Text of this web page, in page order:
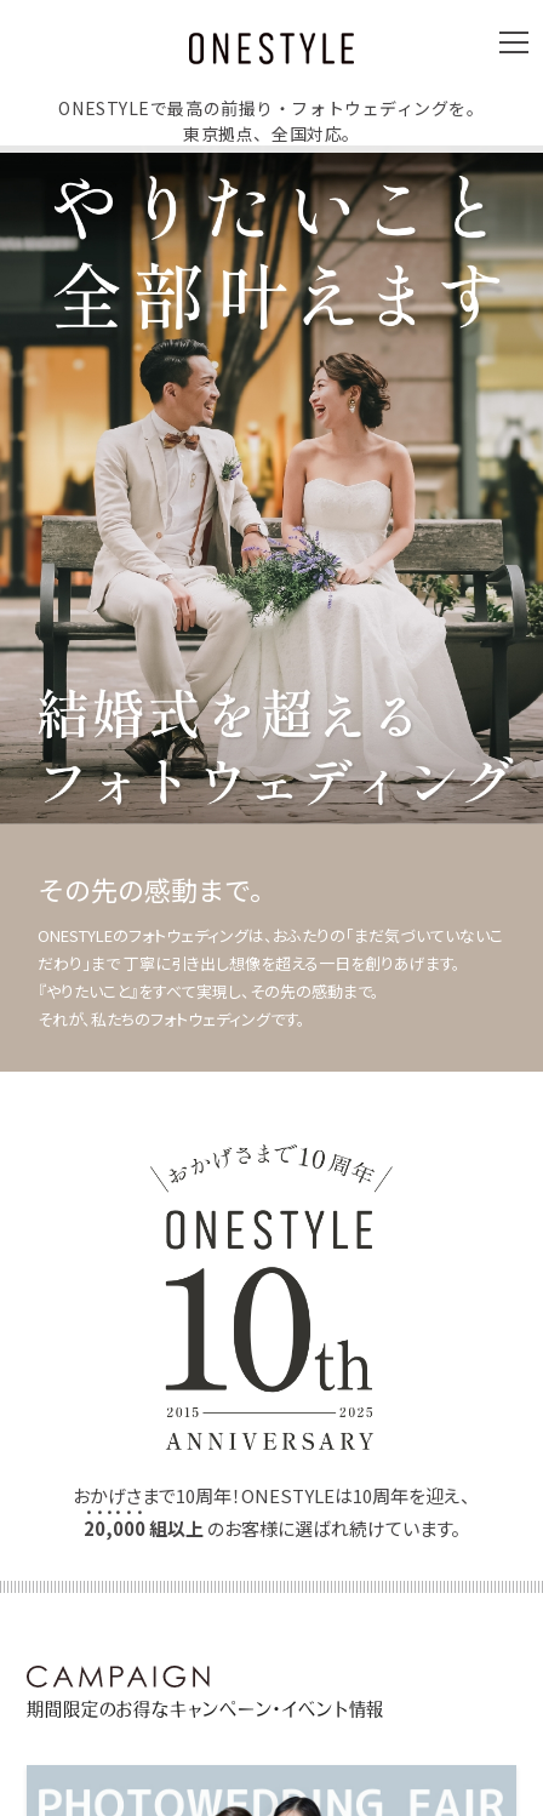
メ
ニ
ー
ONESTYLEで最高の前撮り・フォトウェディングを。
東京拠点、全国対応。
その先の感動まで。
ONESTYLEのフォトウェディングは、おふたりの「まだ気づいていないこ
だわり」まで 丁寧に引き出し想像を超える一日を創りあげます。
『やりたいこと』をすべて実現し、その先の感動まで。
それが、私たちのフォトウェディングです。
おかげさまで10周年！ONESTYLEは10周年を迎え、
20,000組以上 のお客様に選ばれ続けています。
期間限定のお得なキャンペーン・イベント情報